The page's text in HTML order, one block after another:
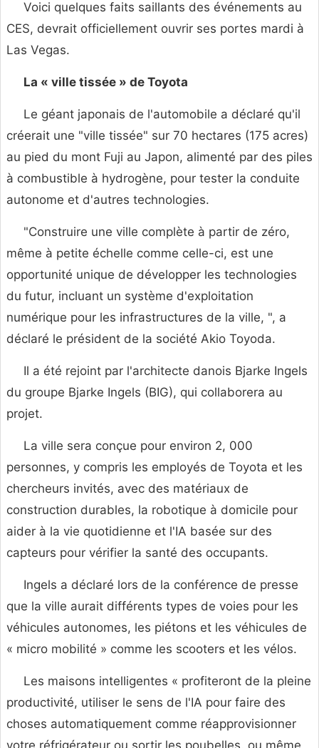
Voici quelques faits saillants des événements au
CES, devrait officiellement ouvrir ses portes mardi à
Las Vegas.
La « ville tissée » de Toyota
Le géant japonais de l'automobile a déclaré qu'il
créerait une "ville tissée" sur 70 hectares (175 acres)
au pied du mont Fuji au Japon, alimenté par des piles
à combustible à hydrogène, pour tester la conduite
autonome et d'autres technologies.
"Construire une ville complète à partir de zéro,
même à petite échelle comme celle-ci, est une
opportunité unique de développer les technologies
du futur, incluant un système d'exploitation
numérique pour les infrastructures de la ville, ", a
déclaré le président de la société Akio Toyoda.
Il a été rejoint par l'architecte danois Bjarke Ingels
du groupe Bjarke Ingels (BIG), qui collaborera au
projet.
La ville sera conçue pour environ 2, 000
personnes, y compris les employés de Toyota et les
chercheurs invités, avec des matériaux de
construction durables, la robotique à domicile pour
aider à la vie quotidienne et l'IA basée sur des
capteurs pour vérifier la santé des occupants.
Ingels a déclaré lors de la conférence de presse
que la ville aurait différents types de voies pour les
véhicules autonomes, les piétons et les véhicules de
« micro mobilité » comme les scooters et les vélos.
Les maisons intelligentes « profiteront de la pleine
productivité, utiliser le sens de l'IA pour faire des
choses automatiquement comme réapprovisionner
votre réfrigérateur ou sortir les poubelles, ou même